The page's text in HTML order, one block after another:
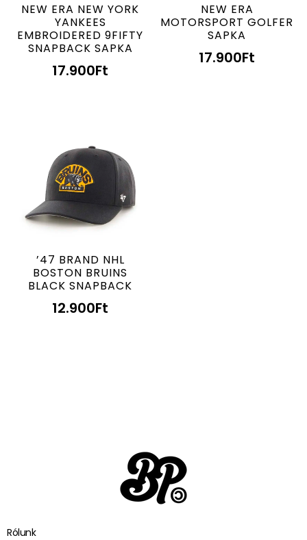
NEW ERA NEW YORK
YANKEES
EMBROIDERED 9FIFTY
SNAPBACK SAPKA
17.900Ft
NEW ERA
MOTORSPORT GOLFER
SAPKA
17.900Ft
’47 BRAND NHL
BOSTON BRUINS
BLACK SNAPBACK
12.900Ft
Rólunk